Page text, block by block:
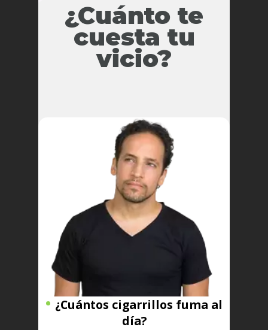
¿Cuánto te
cuesta tu
vicio?
¿Cuántos cigarrillos fuma al
día?